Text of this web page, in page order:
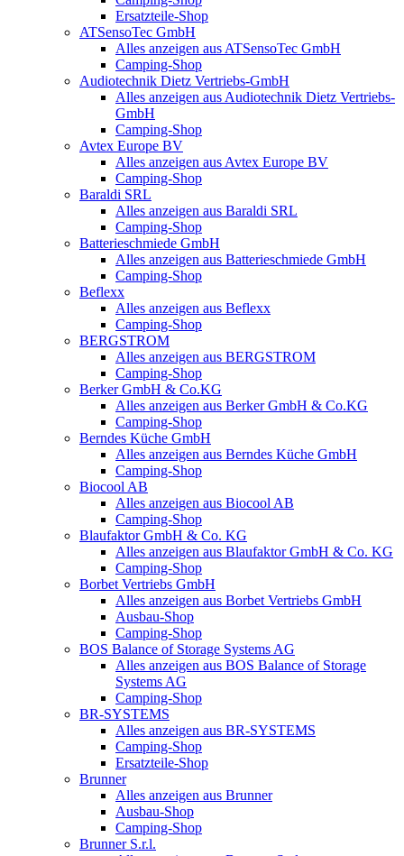
Ersatzteile-Shop
ATSensoTec GmbH
Alles anzeigen aus ATSensoTec GmbH
Camping-Shop
Audiotechnik Dietz Vertriebs-GmbH
Alles anzeigen aus Audiotechnik Dietz Vertriebs-
GmbH
Camping-Shop
Avtex Europe BV
Alles anzeigen aus Avtex Europe BV
Camping-Shop
Baraldi SRL
Alles anzeigen aus Baraldi SRL
Camping-Shop
Batterieschmiede GmbH
Alles anzeigen aus Batterieschmiede GmbH
Camping-Shop
Beflexx
Alles anzeigen aus Beflexx
Camping-Shop
BERGSTROM
Alles anzeigen aus BERGSTROM
Camping-Shop
Berker GmbH & Co.KG
Alles anzeigen aus Berker GmbH & Co.KG
Camping-Shop
Berndes Küche GmbH
Alles anzeigen aus Berndes Küche GmbH
Camping-Shop
Biocool AB
Alles anzeigen aus Biocool AB
Camping-Shop
Blaufaktor GmbH & Co. KG
Alles anzeigen aus Blaufaktor GmbH & Co. KG
Camping-Shop
Borbet Vertriebs GmbH
Alles anzeigen aus Borbet Vertriebs GmbH
Ausbau-Shop
Camping-Shop
BOS Balance of Storage Systems AG
Alles anzeigen aus BOS Balance of Storage
Systems AG
Camping-Shop
BR-SYSTEMS
Alles anzeigen aus BR-SYSTEMS
Camping-Shop
Ersatzteile-Shop
Brunner
Alles anzeigen aus Brunner
Ausbau-Shop
Camping-Shop
Brunner S.r.l.